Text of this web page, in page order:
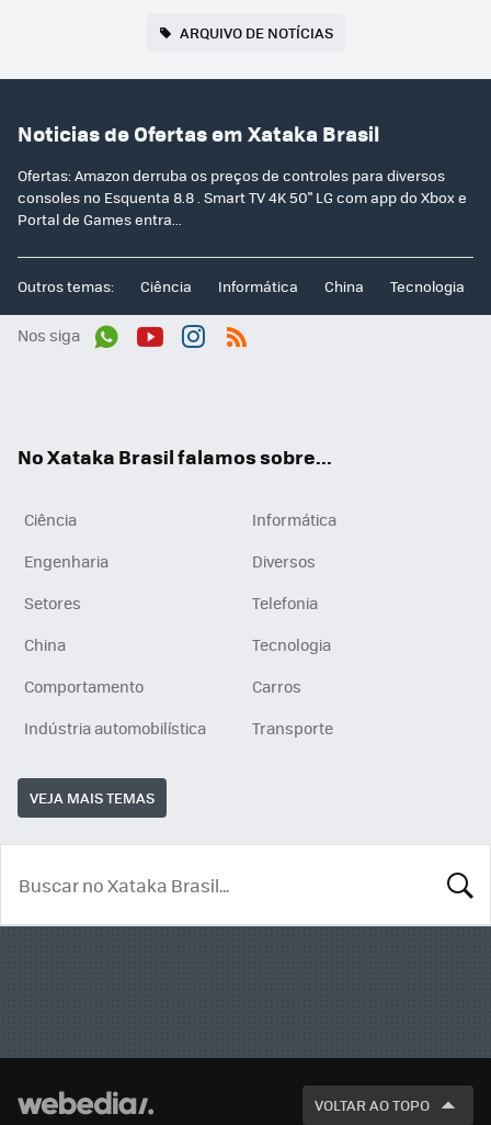
ARQUIVO DE NOTÍCIAS
Noticias de Ofertas em Xataka Brasil
Ofertas: Amazon derruba os preços de controles para diversos
consoles no Esquenta 8.8 . Smart TV 4K 50" LG com app do Xbox e
Portal de Games entra...
Outros temas: Ciência Informática China Tecnologia
Nos siga
No Xataka Brasil falamos sobre...
Ciência
Informática
Engenharia
Diversos
Setores
Telefonia
China
Tecnologia
Comportamento
Carros
Indústria automobilística
Transporte
VEJA MAIS TEMAS
VOLTAR AO TOPO